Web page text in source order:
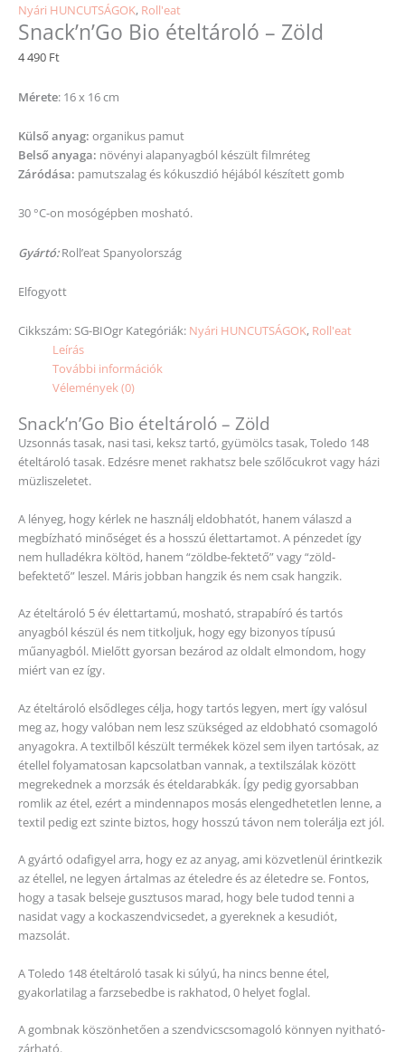
Nyári HUNCUTSÁGOK, Roll'eat
Snack’n’Go Bio ételtároló – Zöld
4 490 Ft
Mérete: 16 x 16 cm
Külső anyag: organikus pamut
Belső anyaga: növényi alapanyagból készült filmréteg
Záródása: pamutszalag és kókuszdió héjából készített gomb
30 °C-on mosógépben mosható.
Gyártó:Roll’eat Spanyolország
Elfogyott
Cikkszám:SG-BIOgr Kategóriák: Nyári HUNCUTSÁGOK, Roll'eat
Leírás
További információk
Vélemények (0)
Snack’n’Go Bio ételtároló – Zöld
Uzsonnás tasak, nasi tasi, keksz tartó, gyümölcs tasak, Toledo 148
ételtároló tasak. Edzésre menet rakhatsz bele szőlőcukrot vagy házi
müzliszeletet.
A lényeg, hogy kérlek ne használj eldobhatót, hanem válaszd a
megbízható minőséget és a hosszú élettartamot. A pénzedet így
nem hulladékra költöd, hanem “zöldbe-fektető” vagy “zöld-
befektető” leszel. Máris jobban hangzik és nem csak hangzik.
Az ételtároló 5 év élettartamú, mosható, strapabíró és tartós
anyagból készül és nem titkoljuk, hogy egy bizonyos típusú
műanyagból. Mielőtt gyorsan bezárod az oldalt elmondom, hogy
miért van ez így.
Az ételtároló elsődleges célja, hogy tartós legyen, mert így valósul
meg az, hogy valóban nem lesz szükséged az eldobható csomagoló
anyagokra. A textilből készült termékek közel sem ilyen tartósak, az
étellel folyamatosan kapcsolatban vannak, a textilszálak között
megrekednek a morzsák és ételdarabkák. Így pedig gyorsabban
romlik az étel, ezért a mindennapos mosás elengedhetetlen lenne, a
textil pedig ezt szinte biztos, hogy hosszú távon nem tolerálja ezt jól.
A gyártó odafigyel arra, hogy ez az anyag, ami közvetlenül érintkezik
az étellel, ne legyen ártalmas az ételedre és az életedre se. Fontos,
hogy a tasak belseje gusztusos marad, hogy bele tudod tenni a
nasidat vagy a kockaszendvicsedet, a gyereknek a kesudiót,
mazsolát.
A Toledo 148 ételtároló tasak ki súlyú, ha nincs benne étel,
gyakorlatilag a farzsebedbe is rakhatod, 0 helyet foglal.
A gombnak köszönhetően a szendvicscsomagoló könnyen nyitható-
zárható.